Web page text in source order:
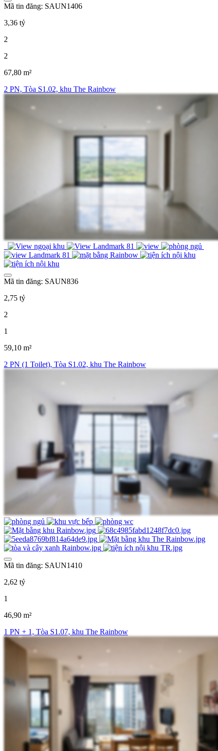
Mã tin đăng: SAUN1406
3,36 tỷ
2
2
67,80 m²
2 PN, Tòa S1.02, khu The Rainbow
Mã tin đăng: SAUN836
2,75 tỷ
2
1
59,10 m²
2 PN (1 Toilet), Tòa S1.02, khu The Rainbow
Mã tin đăng: SAUN1410
2,62 tỷ
1
46,90 m²
1 PN + 1, Tòa S1.07, khu The Rainbow